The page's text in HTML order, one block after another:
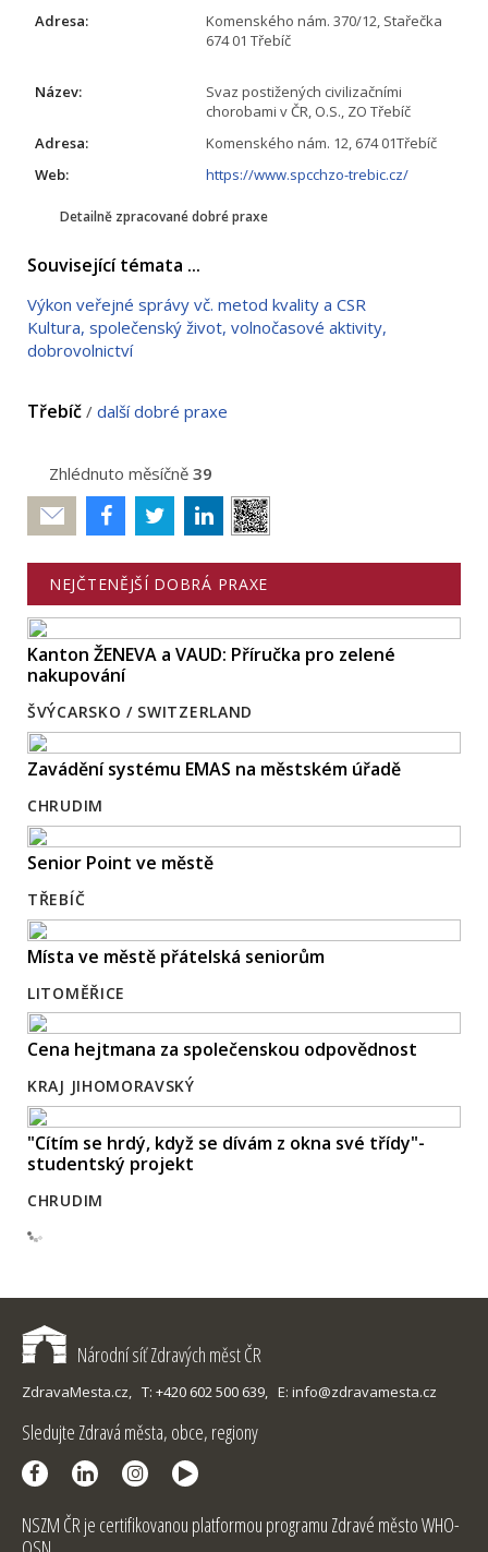
Adresa:
Komenského nám. 370/12, Stařečka
674 01 Třebíč
Název:
Svaz postižených civilizačními
chorobami v ČR, O.S., ZO Třebíč
Adresa:
Komenského nám. 12, 674 01Třebíč
Web:
https://www.spcchzo-trebic.cz/
Detailně zpracované dobré praxe
Související témata ...
Výkon veřejné správy vč. metod kvality a CSR
Kultura, společenský život, volnočasové aktivity,
dobrovolnictví
Třebíč / další dobré praxe
Zhlédnuto měsíčně 39
Poslat
NEJČTENĚJŠÍ DOBRÁ PRAXE
Kanton ŽENEVA a VAUD: Příručka pro zelené
nakupování
ŠVÝCARSKO / SWITZERLAND
Zavádění systému EMAS na městském úřadě
CHRUDIM
Senior Point ve městě
TŘEBÍČ
Místa ve městě přátelská seniorům
LITOMĚŘICE
Cena hejtmana za společenskou odpovědnost
KRAJ JIHOMORAVSKÝ
"Cítím se hrdý, když se dívám z okna své třídy"-
studentský projekt
CHRUDIM
Národní síť Zdravých měst ČR
ZdravaMesta.cz, T: +420 602 500 639, E: info@zdravamesta.cz
Sledujte Zdravá města, obce, regiony
NSZM ČR je certifikovanou platformou programu Zdravé město WHO-